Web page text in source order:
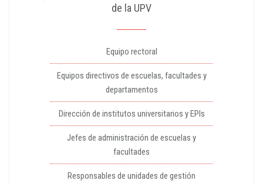
de la UPV
Equipo rectoral
Equipos directivos de escuelas, facultades y
departamentos
Dirección de institutos universitarios y EPIs
Jefes de administración de escuelas y
facultades
Responsables de unidades de gestión